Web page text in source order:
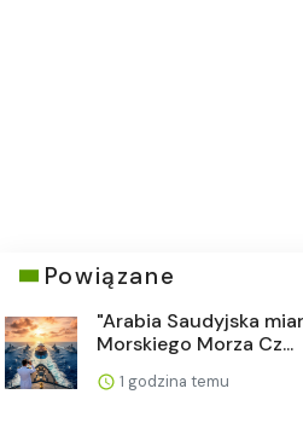
Powiązane
"Arabia Saudyjska
Morskiego Morza Cz...
1 godzina temu